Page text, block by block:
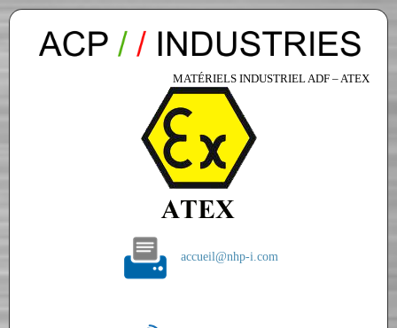
MATÉRIELS INDUSTRIEL ADF – ATEX
accueil@nhp-i.com